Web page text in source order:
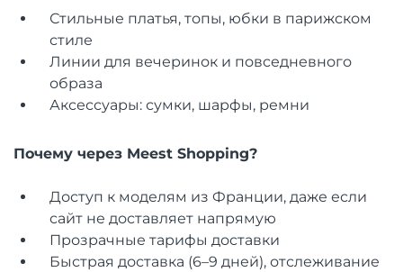
Стильные платья, топы, юбки в парижском
стиле
Линии для вечеринок и повседневного
образа
Аксессуары: сумки, шарфы, ремни
Почему через Meest Shopping?
Доступ к моделям из Франции, даже если
сайт не доставляет напрямую
Прозрачные тарифы доставки
Быстрая доставка (6–9 дней), отслеживание